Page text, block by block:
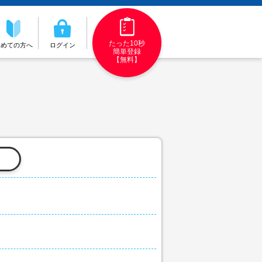
ての方へ ログイン
たった10秒
簡単登録
【無料】